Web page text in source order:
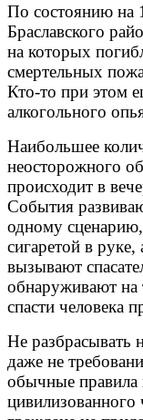
По состоянию на
Браславского
на которых
смертельных
Кто-то при этом
алкогольного
Наибольшее
неосторожного
происходит в
События
одному сценарию,
сигаретой в руке,
вызывают
обнаруживают на
спасти человека
Не разбрасывать
даже не
обычные правила